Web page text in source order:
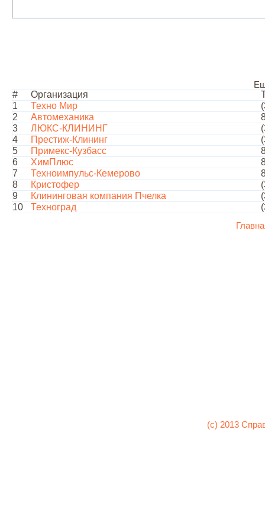
# Организация
1
Техно Мир
2
Автомеханика
3
ЛЮКС-КЛИНИНГ
4
Престиж-Клининг
5
Примекс-Кузбасс
6
ХимПлюс
7
Техноимпульс-Кемерово
8
Кристофер
9
Клининговая компания Пчелка
10
Техноград
(c) 2013